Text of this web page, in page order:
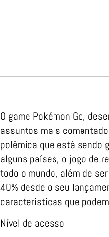
O game Pokémon Go,
assuntos mais
polêmica que está sendo
alguns países, o jogo de
todo o mundo, além de
40% desde o seu
características que
Nível de acesso